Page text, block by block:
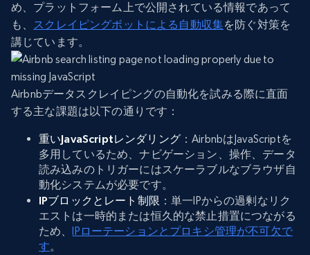
め、プラットフォーム上で公開されている情報であって
も、 スクレイピングボットによる自動収集を防ぐ対策を
講じています。
Airbnbデータスクレイピングの自動化を試みる際に直面
する主な課題は以下の通りです：
重いJavaScriptレンダリング：AirbnbはJavaScriptを
多用しているため、ナビゲーション、操作、データ
読み込みのトリガーにはスケーラブルなブラウザ自
動化システムが必要です。
IPブロックとレート制限 ：単一IPからの過剰なリク
エストは一時的または恒久的な禁止措置につながる
ため、
IPローテーションとプロキシ管理が不可欠で
す。